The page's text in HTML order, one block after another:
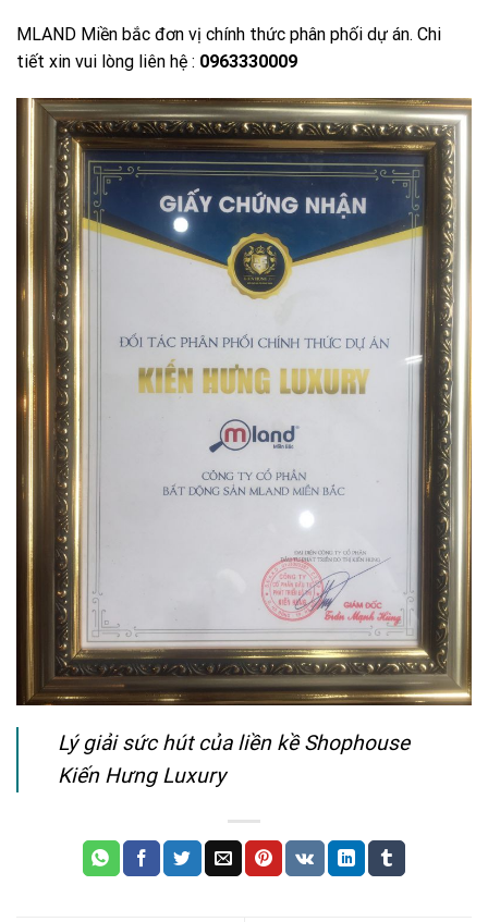
MLAND Miền bắc đơn vị chính thức phân phối dự án. Chi
tiết xin vui lòng liên hệ : 0963330009
Lý giải sức hút của liền kề Shophouse
Kiến Hưng Luxury